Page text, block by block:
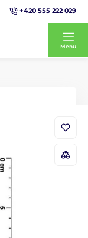
+420 555 222 029
Menu